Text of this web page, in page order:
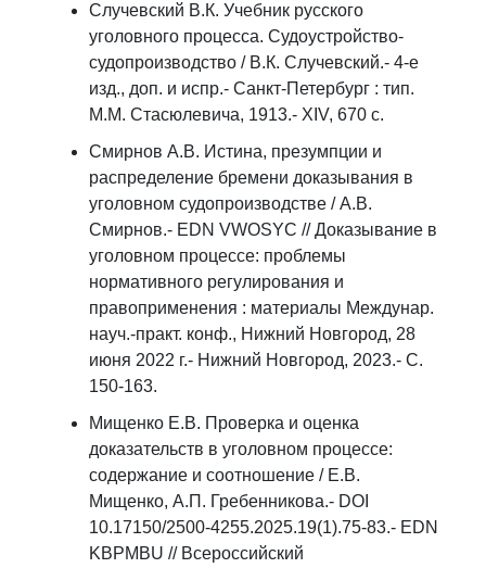
Случевский В.К. Учебник русского
уголовного процесса. Судоустройство-
судопроизводство / В.К. Случевский.- 4-е
изд., доп. и испр.- Санкт-Петербург : тип.
М.М. Стасюлевича, 1913.- XIV, 670 с.
Смирнов А.В. Истина, презумпции и
распределение бремени доказывания в
уголовном судопроизводстве / А.В.
Смирнов.- EDN VWOSYC // Доказывание в
уголовном процессе: проблемы
нормативного регулирования и
правоприменения : материалы Междунар.
науч.-практ. конф., Нижний Новгород, 28
июня 2022 г.- Нижний Новгород, 2023.- С.
150-163.
Мищенко Е.В. Проверка и оценка
доказательств в уголовном процессе:
содержание и соотношение / Е.В.
Мищенко, А.П. Гребенникова.- DOI
10.17150/2500-4255.2025.19(1).75-83.- EDN
KBPMBU // Всероссийский